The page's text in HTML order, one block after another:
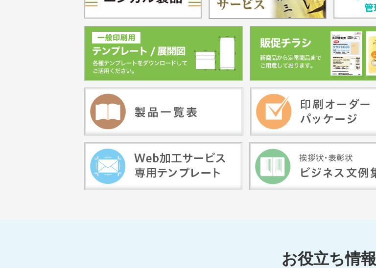
名古屋支店移転のお知らせ
2023.06.28
2022.12.09
【重要】FSC(R)ロゴマーク仕様変更のお知ら
せ
2022.06.21 発送料金改定のお知らせ
2021.09.21
9月21日（火） Web加工サービス・オフセット
印刷における窓付封筒の印刷受付可能数量を変
2019.09.11
【重要】消費税改正に伴う当サイトの対応に関
2019.08.01
【ご注意：Web製品購入】「配達」納期の変更
につきまして お知らせ
お役立ち情報